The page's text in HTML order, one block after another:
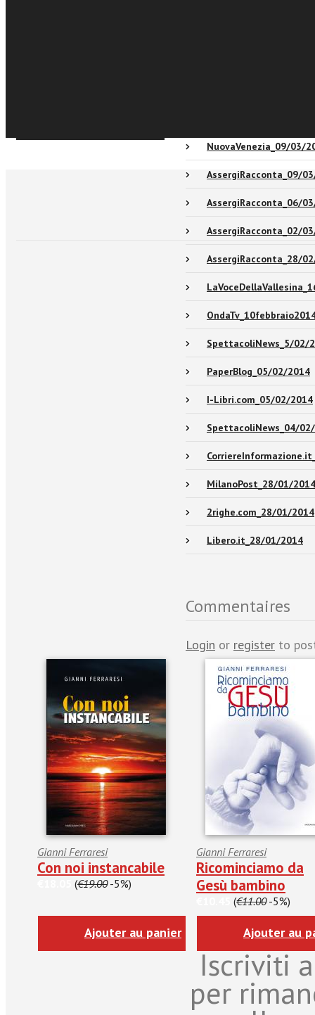
NuovaVenezia_09/03/
AssergiRacconta_09/
AssergiRacconta_06/
AssergiRacconta_02/
AssergiRacconta_28/
SpettacoliNews_5/02/
PaperBlog_05/02/2014
I-Libri.com_05/02/2014
SpettacoliNews_04/
MilanoPost_28/01/2014
2righe.com_28/01/2014
Libero.it_28/01/2014
Commentaires
Login or register to
Gianni Ferraresi
Con noi instancabile
(€19.00-5%)
Ajouter au panier
Gianni Ferraresi
Ricominciamo da
Gesù bambino
(€11.00-5%)
Ajouter au
Iscriviti
per